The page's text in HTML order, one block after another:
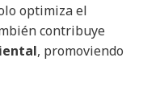
optimiza el
contribuye
, promoviendo